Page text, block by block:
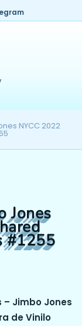
NYCC 2022
Jones
#1255
– Jimbo Jones
de Vinilo